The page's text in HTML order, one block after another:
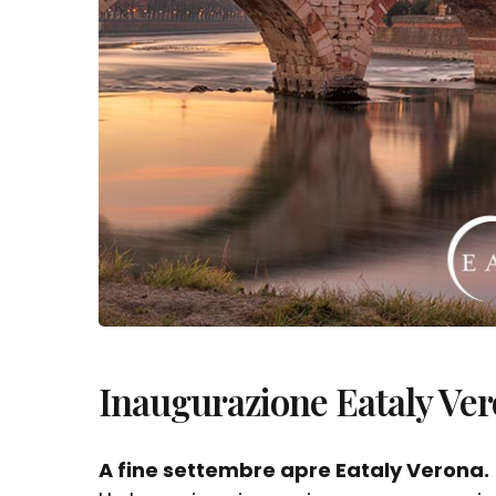
Inaugurazione Eataly
A fine settembre apre Eataly Verona.